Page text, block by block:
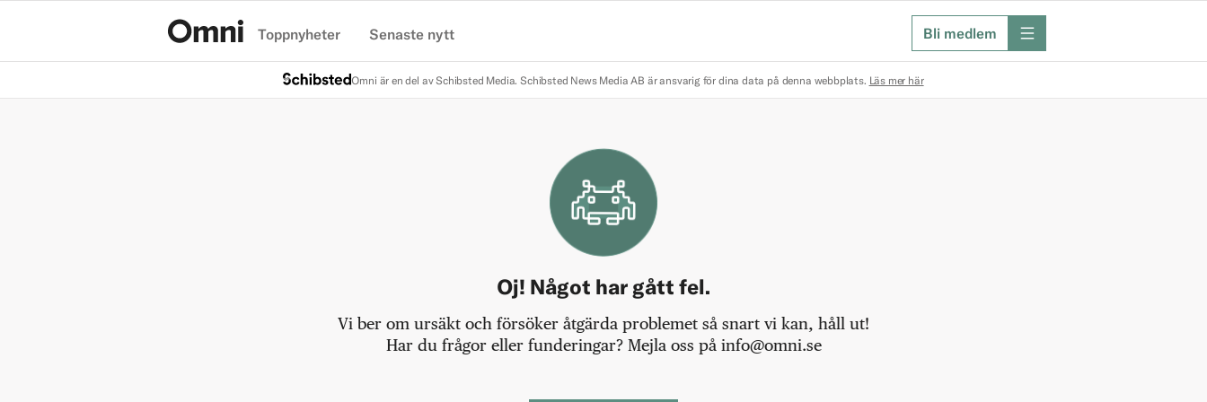
Toppnyheter Senaste nytt Bli medlem meny
Omni är en del av Schibsted Media. Schibsted News Media AB är ansvarig för dina data på denna webbplats. Läs mer här
Oj! Något har gått fel.
Vi ber om ursäkt och försöker åtgärda problemet så snart vi kan, håll ut!
Har du frågor eller funderingar? Mejla oss på info@omni.se